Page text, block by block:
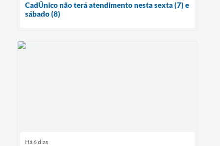
CadÚnico não terá atendimento nesta sexta (7) e
sábado (8)
Há 6 dias